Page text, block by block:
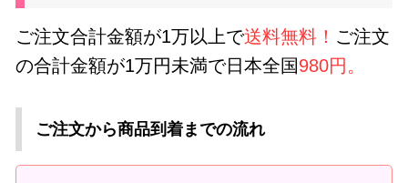
ご注文合計金額が1万以上で送料無料！ ご注文
の合計金額が1万円未満で日本全国980円。
ご注文から商品到着までの流れ